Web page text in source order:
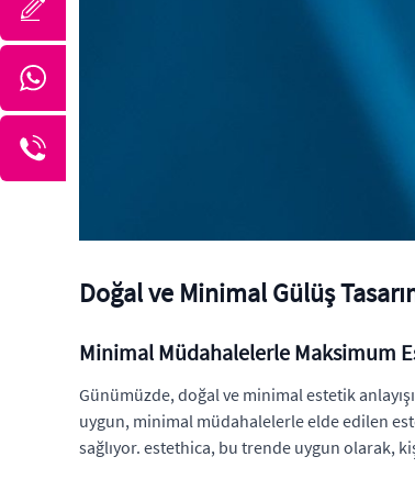
Doğal ve Minimal Gülüş
Minimal Müdahalelerle Maksimum
Günümüzde, doğal ve minimal estetik
uygun, minimal müdahalelerle elde edilen
sağlıyor. estethica, bu trende uygun olarak,